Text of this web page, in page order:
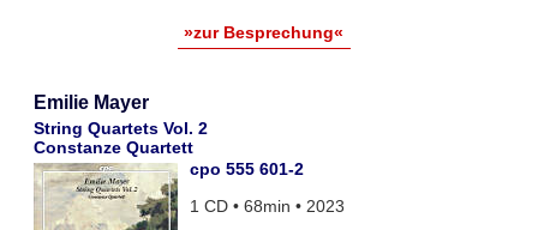
»zur Besprechung«
Emilie Mayer
String Quartets Vol. 2
Constanze Quartett
cpo 555 601-2
1 CD • 68min • 2023